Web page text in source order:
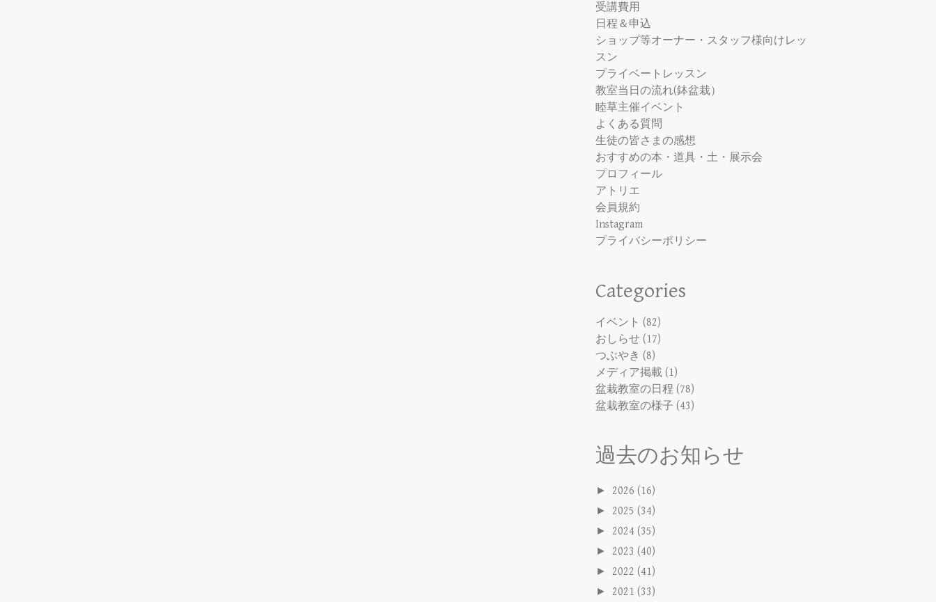
受講費用
日程＆申込
ショップ等オーナー・スタッフ様向けレッ
スン
プライベートレッスン
教室当日の流れ(鉢盆栽）
睦草主催イベント
よくある質問
生徒の皆さまの感想
おすすめの本・道具・土・展示会
プロフィール
アトリエ
会員規約
Instagram
プライバシーポリシー
Categories
イベント (82)
おしらせ (17)
つぶやき (8)
メディア掲載 (1)
盆栽教室の日程 (78)
盆栽教室の様子 (43)
過去のお知らせ
► 2026 (16)
► 2025 (34)
► 2024 (35)
► 2023 (40)
► 2022 (41)
► 2021 (33)